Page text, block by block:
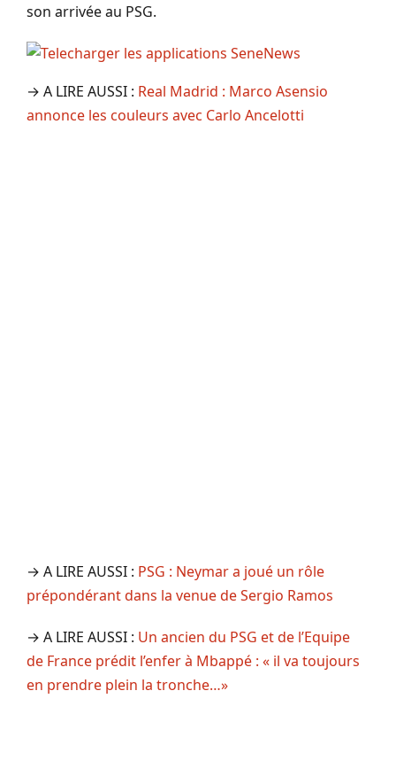
son arrivée au PSG.
→ A LIRE AUSSI : Real Madrid : Marco Asensio
annonce les couleurs avec Carlo Ancelotti
→ A LIRE AUSSI : PSG : Neymar a joué un rôle
prépondérant dans la venue de Sergio Ramos
→ A LIRE AUSSI : Un ancien du PSG et de l’Equipe
de France prédit l’enfer à Mbappé : « il va toujours
en prendre plein la tronche…»